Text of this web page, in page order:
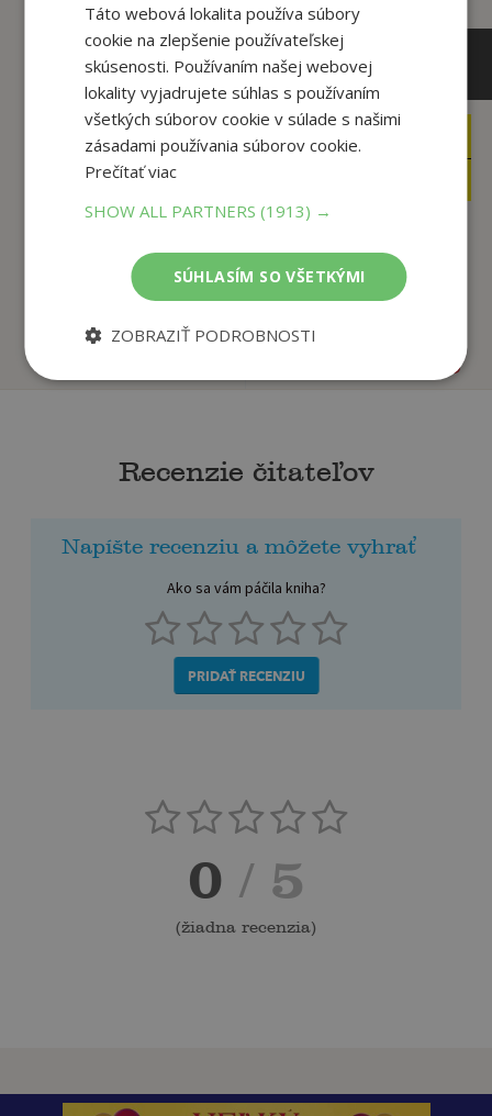
5,49 €
Krtko Kreatívny blok
Zdeněk Miler
Na sklade
Mašinka - kvarteto
Zdeněk Miler
Na sklade
Recenzie čitateľov
Napíšte recenziu a môžete vyhrať
Ako sa vám páčila kniha?
PRIDAŤ RECENZIU
0 / 5
(žiadna recenzia)
Táto webová lokalita používa súbory
cookie na zlepšenie používateľskej
skúsenosti. Používaním našej webovej
lokality vyjadrujete súhlas s používaním
všetkých súborov cookie v súlade s našimi
zásadami používania súborov cookie.
Prečítať viac
SHOW ALL PARTNERS(1913) →
SÚHLASÍM SO VŠETKÝMI
ZOBRAZIŤ PODROBNOSTI